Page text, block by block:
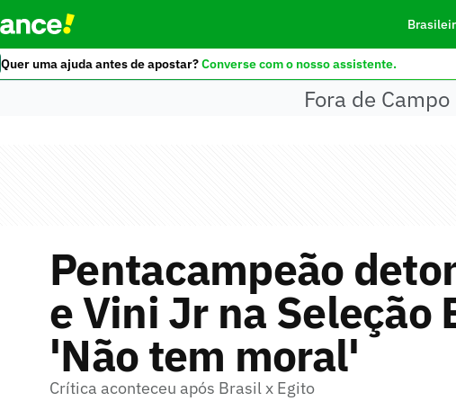
Quer uma ajuda antes de apostar?Converse com o nosso assistente.
Fora de Campo
Pentacampeão
e Vini Jr na Seleção
'Não tem moral'
Crítica aconteceu após Brasil x Egito